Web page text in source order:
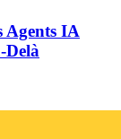
Agents IA
Delà